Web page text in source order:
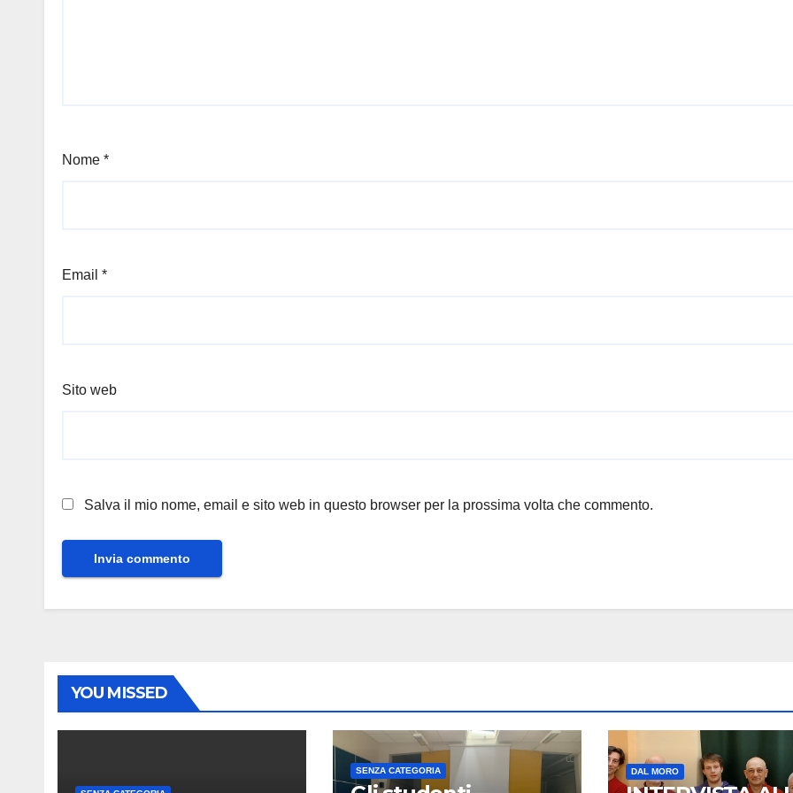
Nome *
Email *
Sito web
Salva il mio nome, email e sito web in questo browser per la prossima volta che commento.
YOU MISSED
SENZA CATEGORIA DAL MORO